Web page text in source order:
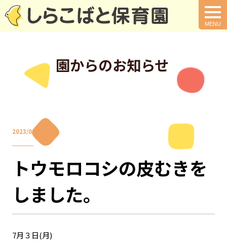
園からのお知らせ
2023/07/04
トウモロコシの皮むきを
しました。
7月３日(月)